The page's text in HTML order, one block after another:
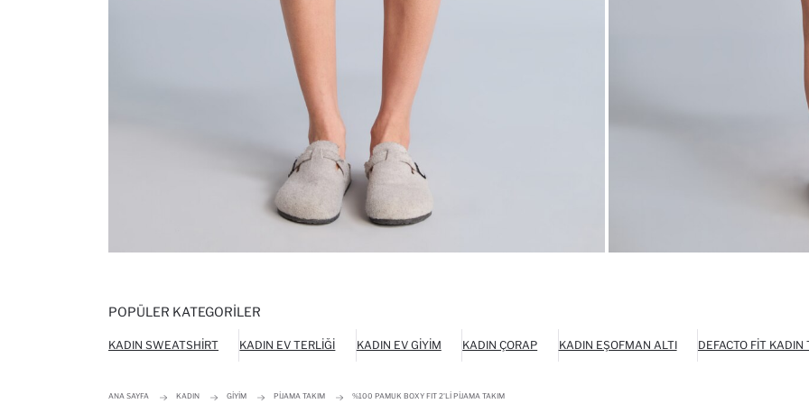
POPÜLER KATEGORILER
KADIN SWEATSHIRT KADIN EV TERLIĞI KADIN EV GIYIM KADIN ÇORAP KADIN EŞOFMAN ALTI DEFACTO FIT KADIN
ANA SAYFA KADIN GIYIM PIJAMA TAKIM %100 PAMUK BOXY FIT 2'LI PIJAMA TAKIM